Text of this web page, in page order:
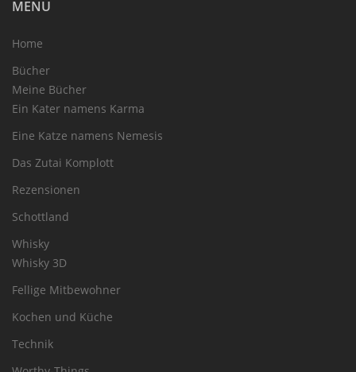
MENU
Home
Bücher
Meine Bücher
Ein Kater namens Karma
Eine Katze namens Nemesis
Das Zutai Komplott
Rezensionen
Schottland
Whisky
Whisky 3D
Fellige Mitbewohner
Kochen und Küche
Technik